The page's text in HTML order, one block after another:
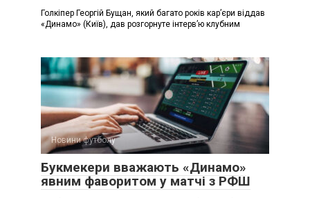
Голкіпер Георгій Бущан, який багато років кар’єри віддав
«Динамо» (Київ), дав розгорнуте інтерв’ю клубним
Новини футболу
Букмекери вважають «Динамо»
явним фаворитом у матчі з РФШ